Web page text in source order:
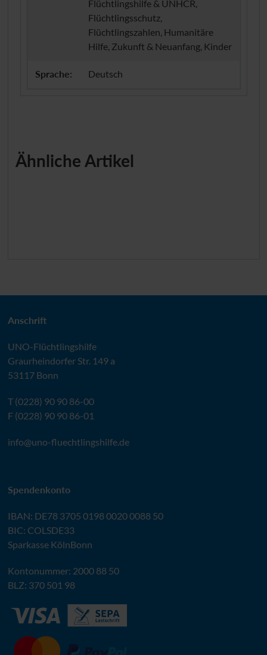
Flüchtlingshilfe & UNHCR,
Flüchtlingsschutz,
Flüchtlingszahlen, Humanitäre
Hilfe, Zukunft & Neuanfang, Kinder
Sprache: Deutsch
Ähnliche Artikel
Anschrift
UNO-Flüchtlingshilfe
Graurheindorfer Str. 149 a
53117 Bonn
T (0228) 90 90 86-00
F (0228) 90 90 86-01
info@uno-fluechtlingshilfe.de
Spendenkonto
IBAN: DE78 3705 0198 0020 0088 50
BIC: COLSDE33
Sparkasse KölnBonn
Kontonummer: 2000 88 50
BLZ: 370 501 98